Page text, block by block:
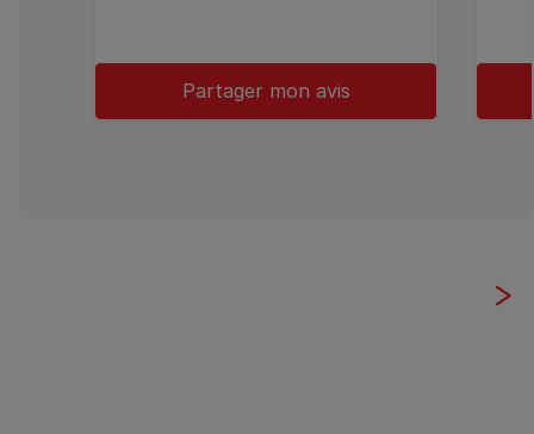
Partager mon avis